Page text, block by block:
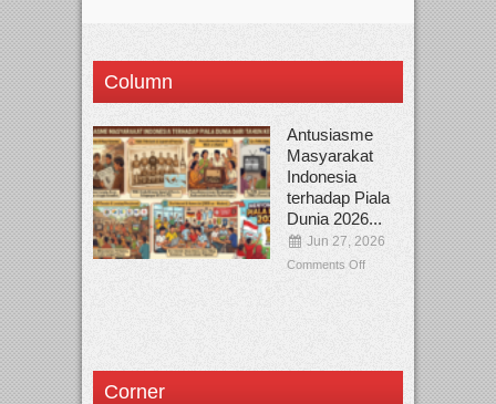
Column
Antusiasme
Masyarakat
Indonesia
terhadap Piala
Dunia 2026...
Jun 27, 2026
Comments Off
Corner